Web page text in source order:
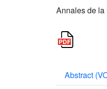
Annales de la
Abstract